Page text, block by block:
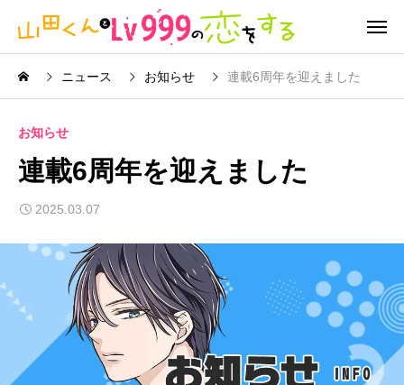
ニュース お知らせ 連載6周年を迎えました
お知らせ
連載6周年を迎えました
2025.03.07